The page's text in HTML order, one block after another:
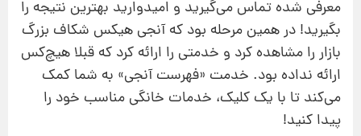
معرفی شده تماس می‌گیرید و امیدوارید بهترین نتیجه را
بگیرید! در همین مرحله بود که آنجی هیکس شکاف بزرگ
بازار را مشاهده کرد و خدمتی را ارائه کرد که قبلا هیچ‌کس
ارائه نداده بود. خدمت «فهرست آنجی» به شما کمک
می‌کند تا با یک کلیک، خدمات خانگی مناسب خود را
پیدا کنید!